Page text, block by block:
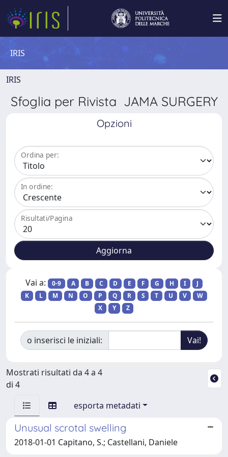
IRIS
IRIS
Sfoglia per Rivista JAMA SURGERY
Opzioni
Ordina per:
In ordine:
Risultati/Pagina
Vai a: 0-9 A B C D E F G H I
J
K
L M N O P Q R S T U V
W
X
Y Z
o inserisci le iniziali:
Mostrati risultati da 4 a 4
di 4
esporta metadati
Unusual scrotal swelling
2018-01-01 Capitano, S.; Castellani, Daniele